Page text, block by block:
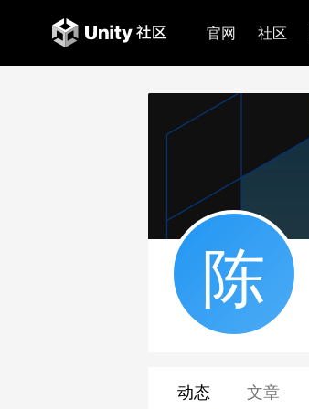
官网 社区
陈
动态 文章